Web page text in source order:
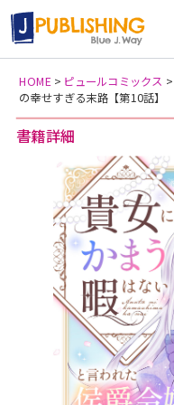
JA
レーベルから探す
arca comics
カクテルキス文庫
ジャンルから探す
BLコミック
TLコミック
HOME > ピュールコミックス >
の幸せすぎる末路【第10話】
書籍詳細